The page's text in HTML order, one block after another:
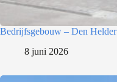
Bedrijfsgebouw – Den Helder
8 juni 2026